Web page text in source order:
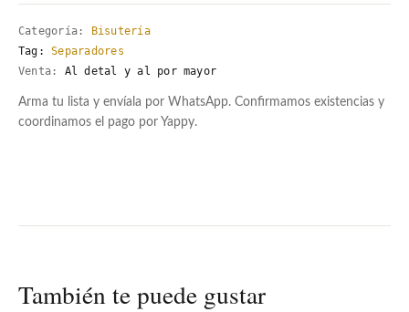
Categoría: Bisutería
Tag:Separadores
Venta:
Al detal y al por mayor
Arma tu lista y envíala por WhatsApp. Confirmamos existencias y
coordinamos el pago por Yappy.
También te puede gustar